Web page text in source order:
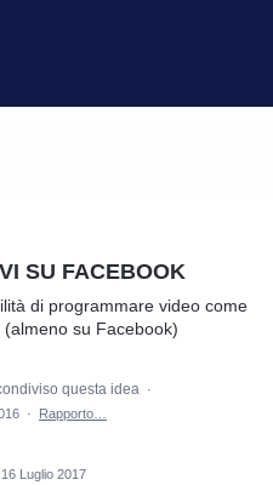
SU FACEBOOK
di programmare video come
su Facebook)
questa idea ·
· Rapporto…
16 Luglio 2017